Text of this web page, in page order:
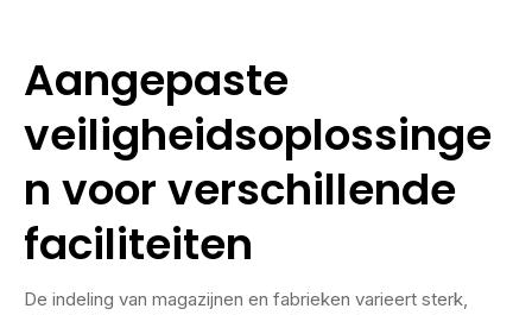
Aangepaste
veiligheidsoplossinge
n voor verschillende
faciliteiten
De indeling van magazijnen en fabrieken varieert sterk,